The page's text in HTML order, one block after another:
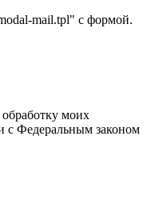
mail.tpl" с формой.
моих
с Федеральным законом